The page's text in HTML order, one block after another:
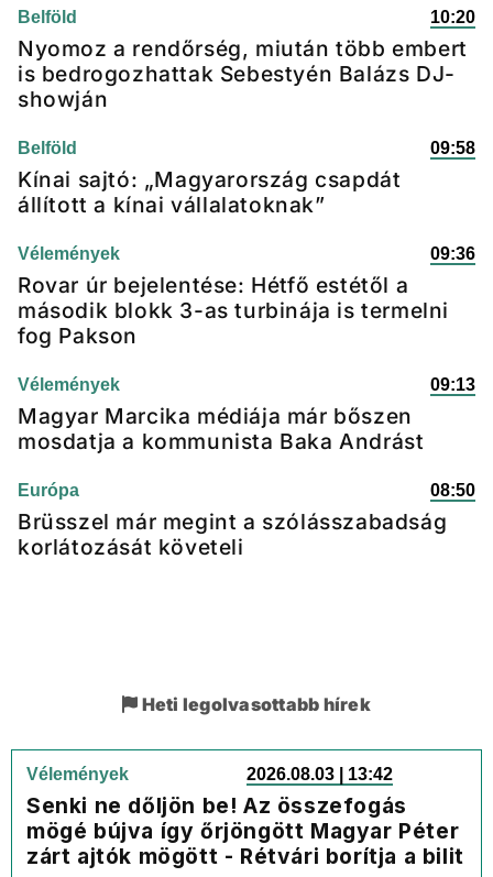
Belföld 10:20
Nyomoz a rendőrség, miután több embert
is bedrogozhattak Sebestyén Balázs DJ-
showján
Belföld 09:58
Kínai sajtó: „Magyarország csapdát
állított a kínai vállalatoknak”
Vélemények 09:36
Rovar úr bejelentése: Hétfő estétől a
második blokk 3-as turbinája is termelni
fog Pakson
Vélemények 09:13
Magyar Marcika médiája már bőszen
mosdatja a kommunista Baka Andrást
Európa 08:50
Brüsszel már megint a szólásszabadság
korlátozását követeli
Heti legolvasottabb hírek
Vélemények 2026.08.03 | 13:42
Senki ne dőljön be! Az összefogás
mögé bújva így őrjöngött Magyar Péter
zárt ajtók mögött - Rétvári borítja a bilit